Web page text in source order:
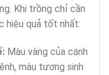
Khi trồng chỉ cần
hiệu quả tốt nhất:
Màu vàng của cánh
màu tương sinh